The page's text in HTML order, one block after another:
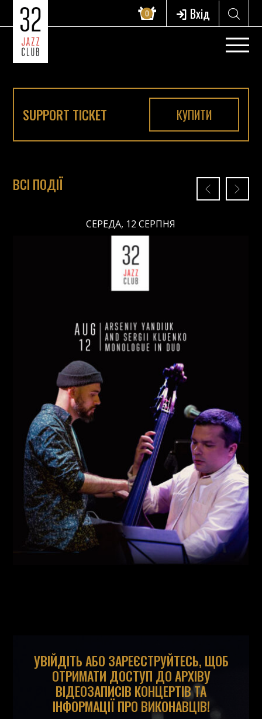
0 Вхід
SUPPORT TICKET КУПИТИ
ВСІ ПОДІЇ
СЕРЕДА, 12 СЕРПНЯ
СЕРЕДА, 12 СЕРПНЯ
Виконавці:Арсеній Яндюк Рояль,) /
Сергій Клюєнко
УВІЙДІТЬ АБО ЗАРЕЄСТРУЙТЕСЬ, ЩОБ
ОТРИМАТИ ДОСТУП ДО АРХІВУ
ВІДЕОЗАПИСІВ КОНЦЕРТІВ ТА
ІНФОРМАЦІЇ ПРО ВИКОНАВЦІВ!